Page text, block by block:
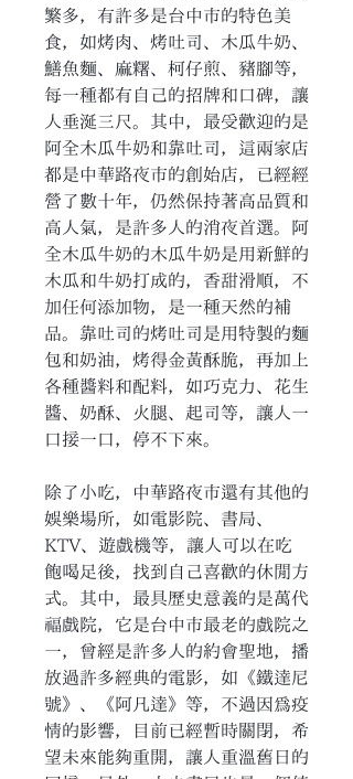
繁多，有許多是台中市的特色美
食，如烤肉、烤吐司、木瓜牛奶、
鱔魚麵、麻糬、柯仔煎、豬腳等，
每一種都有自己的招牌和口碑，讓
人垂涎三尺。其中，最受歡迎的是
阿全木瓜牛奶和靠吐司，這兩家店
都是中華路夜市的創始店，已經經
營了數十年，仍然保持著高品質和
高人氣，是許多人的消夜首選。阿
全木瓜牛奶的木瓜牛奶是用新鮮的
木瓜和牛奶打成的，香甜滑順，不
加任何添加物，是一種天然的補
品。靠吐司的烤吐司是用特製的麵
包和奶油，烤得金黃酥脆，再加上
各種醬料和配料，如巧克力、花生
醬、奶酥、火腿、起司等，讓人一
口接一口，停不下來。
除了小吃，中華路夜市還有其他的
娛樂場所，如電影院、書局、
KTV、遊戲機等，讓人可以在吃
飽喝足後，找到自己喜歡的休閒方
式。其中，最具歷史意義的是萬代
福戲院，它是台中市最老的戲院之
一，曾經是許多人的約會聖地，播
放過許多經典的電影，如《鐵達尼
號》、《阿凡達》等，不過因為疫
情的影響，目前已經暫時關閉，希
望未來能夠重開，讓人重溫舊日的